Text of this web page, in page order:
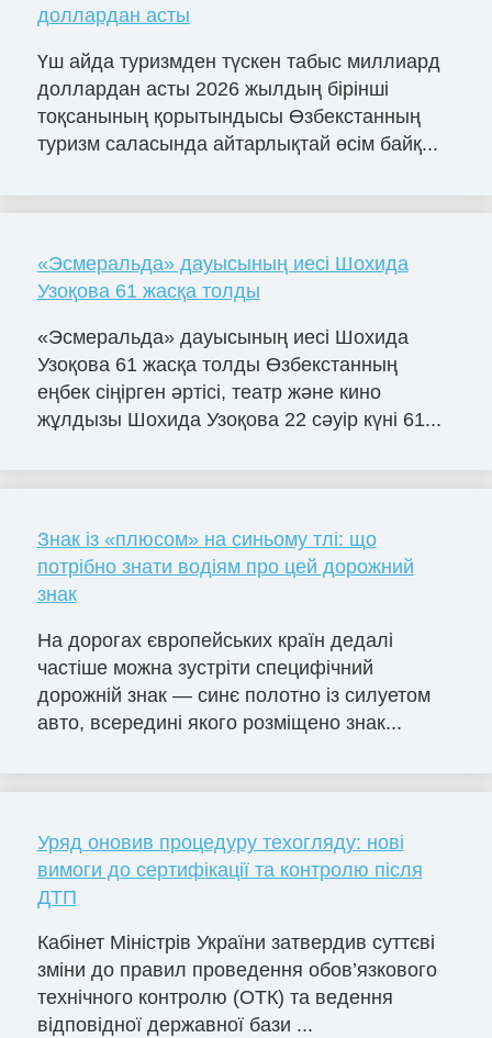
доллардан асты
Үш айда туризмден түскен табыс миллиард
доллардан асты 2026 жылдың бірінші
тоқсанының қорытындысы Өзбекстанның
туризм саласында айтарлықтай өсім байқ...
«Эсмеральда» дауысының иесі Шохида
Узоқова 61 жасқа толды
«Эсмеральда» дауысының иесі Шохида
Узоқова 61 жасқа толды Өзбекстанның
еңбек сіңірген әртісі, театр және кино
жұлдызы Шохида Узоқова 22 сәуір күні 61...
Знак із «плюсом» на синьому тлі: що
потрібно знати водіям про цей дорожний
знак
На дорогах європейських країн дедалі
частіше можна зустріти специфічний
дорожній знак — синє полотно із силуетом
авто, всередині якого розміщено знак...
Уряд оновив процедуру техогляду: нові
вимоги до сертифікації та контролю після
ДТП
Кабінет Міністрів України затвердив суттєві
зміни до правил проведення обов’язкового
технічного контролю (ОТК) та ведення
відповідної державної бази ...